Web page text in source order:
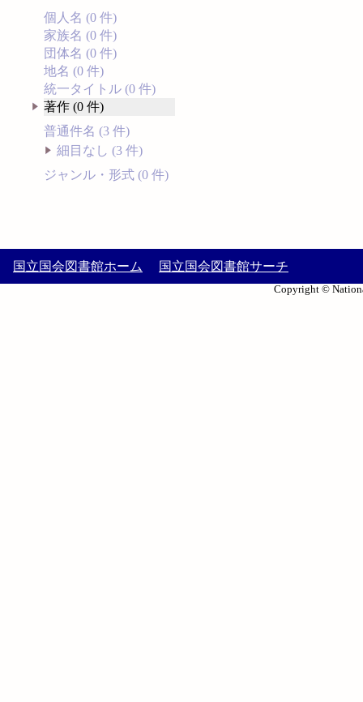
個人名 (0 件)
家族名 (0 件)
団体名 (0 件)
地名 (0 件)
統一タイトル (0 件)
著作 (0 件)
普通件名 (3 件)
細目なし (3 件)
ジャンル・形式 (0 件)
国立国会図書館ホーム 国立国会図書館サーチ
Copyright ©